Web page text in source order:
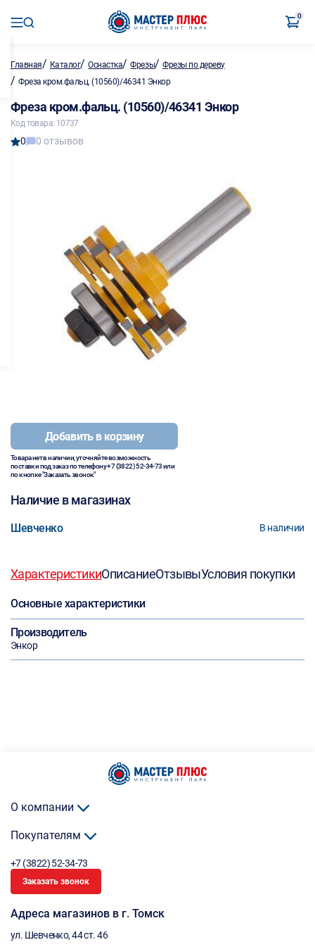
0
Главная/ Каталог/Оснастка/Фрезы/Фрезы по дереву
/ Фреза кром.фальц. (10560)/46341 Энкор
Фреза кром.фальц. (10560)/46341 Энкор
Код товара: 10737
0 0 отзывов
Добавить в корзину
Товара нет в наличии, уточняйте возможность
поставки под заказ по телефону+7 (3822) 52-34-73или
по кнопке "Заказать звонок"
Наличие в магазинах
Шевченко В наличии
ХарактеристикиОписаниеОтзывыУсловия покупки
Основные характеристики
Производитель
Энкор
О компании
Покупателям
+7 (3822) 52-34-73
Заказать звонок
Адреса магазинов в г. Томск
ул. Шевченко, 44 ст. 46